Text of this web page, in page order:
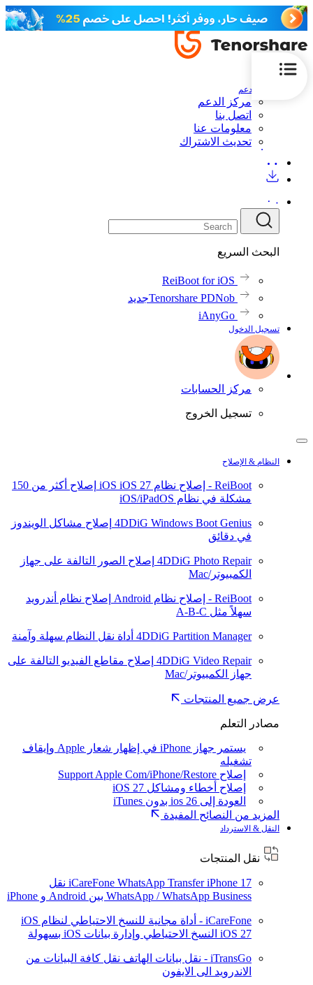
الدعم
مركز الدعم
اتصل بنا
معلومات عنا
تحديث الاشتراك
البحث السريع
ReiBoot for iOS
Tenorshare PDNobجديد
iAnyGo
تسجيل الدخول
مركز الحسابات
تسجيل الخروج
النظام & الإصلاح
ReiBoot - إصلاح نظام iOS iOS 27
إصلاح أكثر من 150
مشكلة في نظام iOS/iPadOS
4DDiG Windows Boot Genius إصلاح مشاكل الويندوز
في دقائق
4DDiG Photo Repair إصلاح الصور التالفة على جهاز
الكمبيوتر/Mac
ReiBoot - إصلاح نظام Android
إصلاح نظام أندرويد
سهلاً مثل A-B-C
4DDiG Partition Manager أداة نقل النظام سهلة وآمنة
4DDiG Video Repair إصلاح مقاطع الفيديو التالفة على
جهاز الكمبيوتر/Mac
عرض جميع المنتجات
مصادر التعلم
يستمر جهاز iPhone في إظهار شعار Apple وإيقاف
تشغيله
إصلاح Support Apple Com/iPhone/Restore
إصلاح أخطاء ومشاكل iOS 27
العودة إلى ios 26 بدون iTunes
المزيد من النصائح المفيدة
النقل & الاسترداد
نقل المنتجات
iCareFone WhatsApp TransferiPhone 17
نقل
WhatsApp / WhatsApp Business بين Android و iPhone
iCareFone - أداة مجانية للنسخ الاحتياطي لنظام iOS
iOS 27 النسخ الاحتياطي وإدارة بيانات iOS بسهولة
iTransGo - نقل بيانات الهاتف
نقل كافة البيانات من
الاندرويد الى الايفون